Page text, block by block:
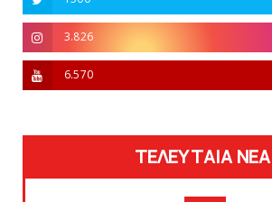
3.826
6.570
ΤΕΛΕΥΤΑΙΑ ΝΕΑ